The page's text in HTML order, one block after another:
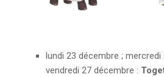
lundi 23 décembre ;
vendredi 27 décembre :